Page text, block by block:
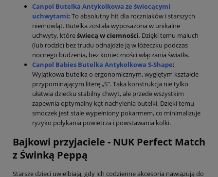
Canpol Butelka Antykolkowa ze świecącymi
uchwytami: To absolutny hit dla roczniaków i starszych
niemowląt. Butelka została wyposażona w unikalne
uchwyty, któreświecą w ciemności. Dzięki temu maluch
(lub rodzic) bez trudu odnajdzie ją w łóżeczku podczas
nocnego budzenia, bez konieczności włączania światła.
Canpol Babies Butelka Antykolkowa S-Shape:
Wyjątkowa butelka o ergonomicznym, wygiętym kształcie
przypominającym literę „S”. Taka konstrukcja nie tylko
ułatwia dziecku stabilny chwyt, ale przede wszystkim
zapewnia optymalny kąt nachylenia butelki. Dzięki temu
smoczek jest stale wypełniony pokarmem, co minimalizuje
ryzyko połykania powietrza i powstawania kolki.
Bajkowi przyjaciele - NUK Perfect Match
z Świnką Peppą
Starsze dzieci uwielbiają, gdy ich codzienne akcesoria nawiązują do